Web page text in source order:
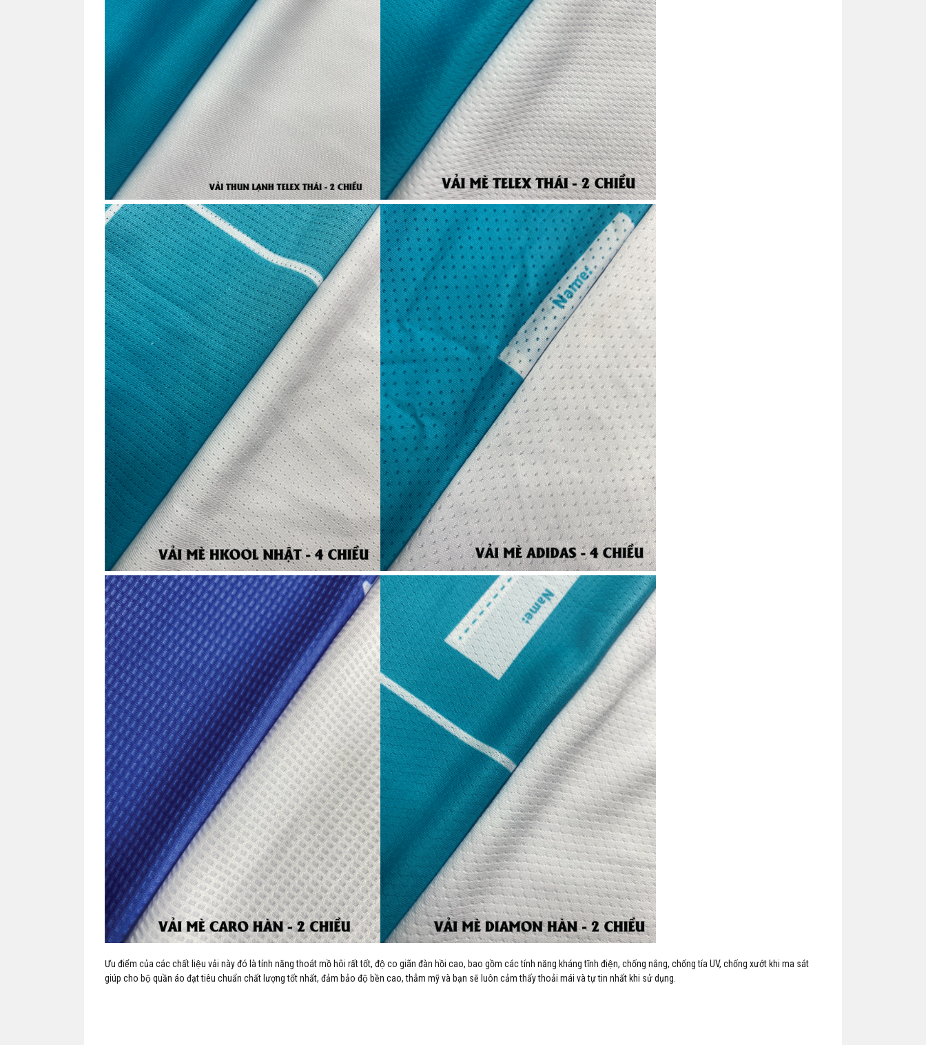
Ưu điểm của các chất liệu vải này đó là tính năng thoát mồ hôi rất tốt, độ co giãn đàn hồi cao, bao gồm các tính năng kháng tĩnh điện, chống nắng, chống tía UV, chống xướt khi ma sát
giúp cho bộ quần áo đạt tiêu chuẩn chất lượng tốt nhất, đảm bảo độ bền cao, thẫm mỹ và bạn sẽ luôn cảm thấy thoải mái và tự tin nhất khi sử dụng.